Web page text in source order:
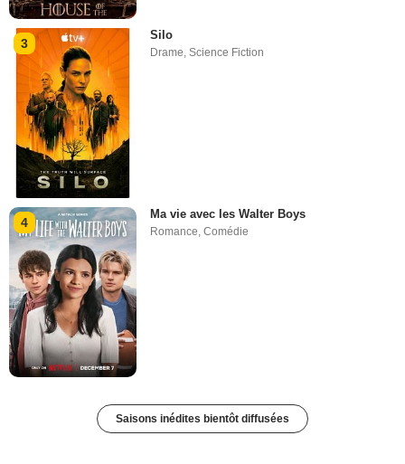
3
Silo
Drame ,Science Fiction
4
Ma vie avec les Walter Boys
Romance,Comédie
Saisons inédites bientôt diffusées